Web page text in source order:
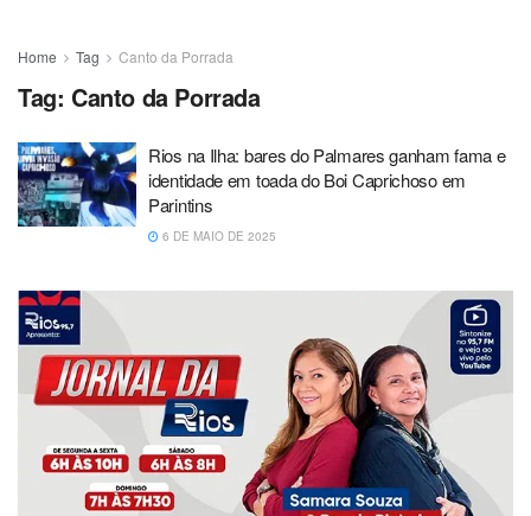
Home Tag Canto da Porrada
Tag: Canto da Porrada
Rios na Ilha: bares do Palmares ganham fama e
identidade em toada do Boi Caprichoso em
Parintins
6 DE MAIO DE 2025